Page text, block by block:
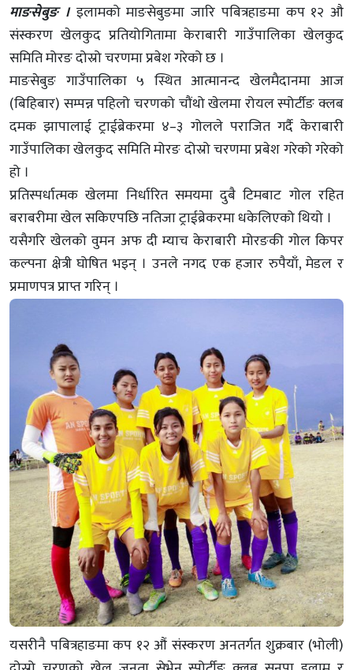
माङसेबुङ ।इलामको माङसेबुङमा जारि पबित्रहाङमा कप १२ औ
संस्करण खेलकुद प्रतियोगितामा केराबारी गाउँपालिका खेलकुद
समिति मोरङ दोस्रो चरणमा प्रबेश गरेको छ ।
माङसेबुङ गाउँपालिका ५ स्थित आत्मानन्द खेलमैदानमा आज
(बिहिबार) सम्पन्न पहिलो चरणको चौंथो खेलमा रोयल स्पोर्टीङ क्लब
दमक झापालाई ट्राईब्रेकरमा ४–३ गोलले पराजित गर्दै केराबारी
गाउँपालिका खेलकुद समिति मोरङ दोस्रो चरणमा प्रबेश गरेको गरेको
हो ।
प्रतिस्पर्धात्मक खेलमा निर्धारित समयमा दुबै टिमबाट गोल रहित
बराबरीमा खेल सकिएपछि नतिजा ट्राईब्रेकरमा धकेलिएको थियो ।
यसैगरि खेलको वुमन अफ दी म्याच केराबारी मोरङकी गोल किपर
कल्पना क्षेत्री घोषित भइन् । उनले नगद एक हजार रुपैयाँ, मेडल र
प्रमाणपत्र प्राप्त गरिन् ।
यसरीनै पबित्रहाङमा कप १२ औं संस्करण अनतर्गत शुक्रबार (भोली)